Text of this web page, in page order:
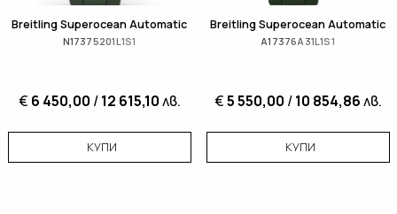
Breitling Superocean Automatic
N17375201L1S1
€ 6 450,00 /12 615,10лв.
КУПИ
Breitling Superocean Automatic
A17376A31L1S1
€5 550,00 /10 854,86лв.
КУПИ